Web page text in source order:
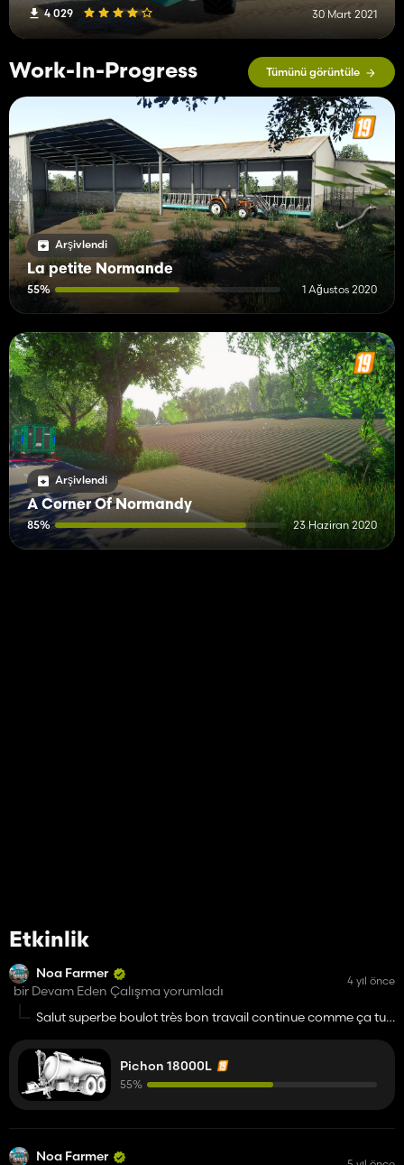
4 029 30 Mart 2021
Work-In-Progress Tümünü görüntüle
Arşivlendi
La petite Normande
55% 1 Ağustos 2020
Arşivlendi
A Corner Of Normandy
85% 23 Haziran 2020
Etkinlik
Noa Farmer
bir Devam Eden Çalışma yorumladı
4 yıl önce
Salut superbe boulot très bon travail continue comme ça tu
Pichon 18000L
55%
Noa Farmer